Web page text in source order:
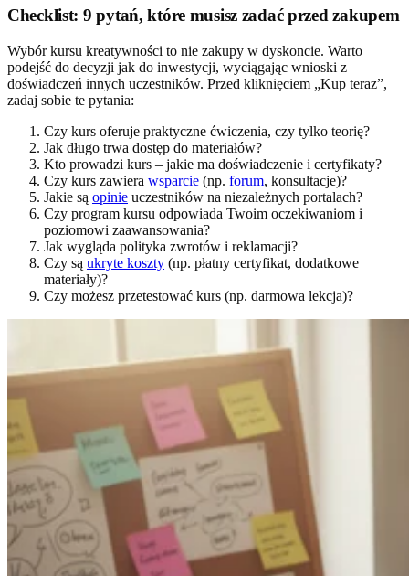
Checklist: 9 pytań, które musisz zadać przed zakupem
Wybór kursu kreatywności to nie zakupy w dyskoncie. Warto
podejść do decyzji jak do inwestycji, wyciągając wnioski z
doświadczeń innych uczestników. Przed kliknięciem „Kup teraz”,
zadaj sobie te pytania:
Czy kurs oferuje praktyczne ćwiczenia, czy tylko teorię?
Jak długo trwa dostęp do materiałów?
Kto prowadzi kurs – jakie ma doświadczenie i certyfikaty?
Czy kurs zawiera wsparcie (np. forum, konsultacje)?
Jakie są opinie uczestników na niezależnych portalach?
Czy program kursu odpowiada Twoim oczekiwaniom i
poziomowi zaawansowania?
Jak wygląda polityka zwrotów i reklamacji?
Czy są ukryte koszty (np. płatny certyfikat, dodatkowe
materiały)?
Czy możesz przetestować kurs (np. darmowa lekcja)?